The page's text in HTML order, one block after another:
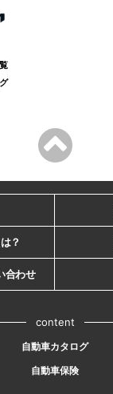
？
合わせ
content
自動車カタログ
自動車保険